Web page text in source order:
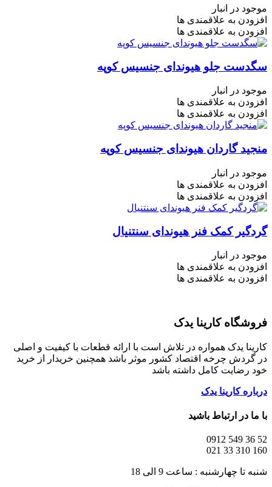
موجود در انبار
افزودن به علاقمندی ها
افزودن به علاقمندی ها
سگدست جلو هیوندای جنسیس کوپه
موجود در انبار
افزودن به علاقمندی ها
افزودن به علاقمندی ها
منجید گاردان هیوندای جنسیس کوپه
موجود در انبار
افزودن به علاقمندی ها
افزودن به علاقمندی ها
گردگیر کمک فنر هیوندای سنتنیال
موجود در انبار
افزودن به علاقمندی ها
افزودن به علاقمندی ها
فروشگاه کارینا یدک
کارینا یدک همواره در تلاش است با ارائه قطعات با کیفیت و اصلی
در گردش چرخه اقتصاد کشور موثر باشد همچنین خریدار از خرید
خود رضایت کامل داشته باشد
درباره کارینا یدک
با ما در ارتباط باشید
52 36 549 0912
160 310 33 021
شنبه تا چهارشنبه : ساعت 9 الی 18